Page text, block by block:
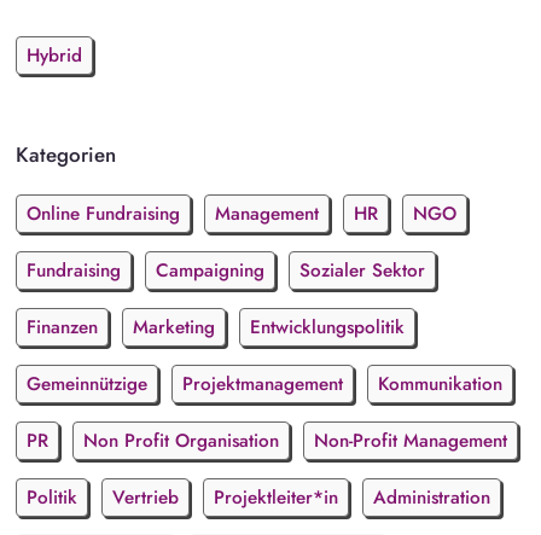
Hybrid
Kategorien
Online Fundraising Management HR NGO
Fundraising Campaigning Sozialer Sektor
Finanzen Marketing Entwicklungspolitik
Gemeinnützige Projektmanagement Kommunikation
PR Non Profit Organisation Non-Profit Management
Politik Vertrieb Projektleiter*in Administration